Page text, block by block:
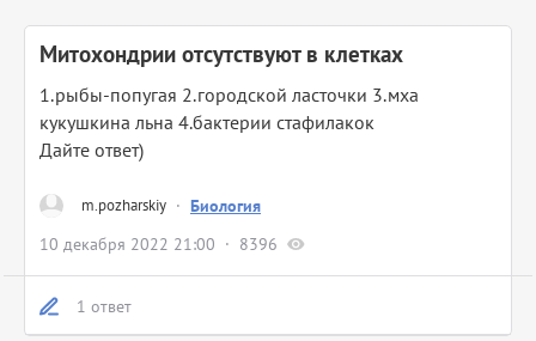
m.pozharskiy · Биология
10 декабря 2022 21:00
8396
Митохондрии отсутствуют в клетках
1.рыбы-попугая 2.городской ласточки 3.мха
кукушкина льна 4.бактерии стафилакок
Дайте ответ)
1 ответ